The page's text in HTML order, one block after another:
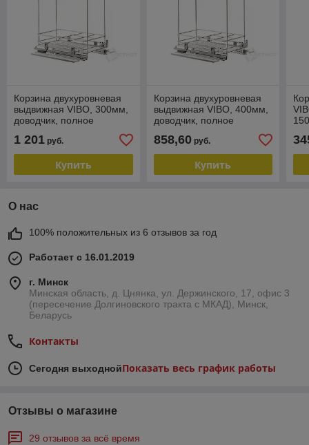
Корзина двухуровневая
выдвижная VIBO, 300мм,
доводчик, полное
1 201 руб.
Купить
Корзина двухуровневая
выдвижная VIBO, 400мм,
доводчик, полное
858,60руб.
Купить
О нас
100% положительных из 6 отзывов за год
Работает с 16.01.2019
г. Минск
Минская область, д. Цнянка, ул. Держинского, 17, офис 3
(пересечение Долгиновского тракта с МКАД), Минск,
Беларусь
Контакты
Сегодня выходнойПоказать весь график работы
Отзывы о магазине
29 отзывов за всё время